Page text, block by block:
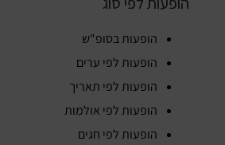
הופעות בסופ"ש
הופעות לפי ערים
הופעות לפי תאריך
הופעות לפי אולמות
הופעות לפי חגים